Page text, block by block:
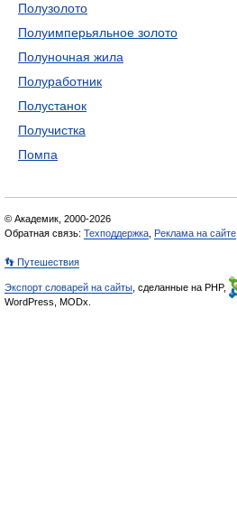
Полузолото
Полуимперьяльное золото
Полуночная жила
Полуработник
Полустанок
Получистка
Помпа
© Академик, 2000-2026
Обратная связь: Техподдержка Реклама на сайте
👣 Путешествия
Экспорт словарей на сайты , сделанные на PHP,
WordPress, MODx.